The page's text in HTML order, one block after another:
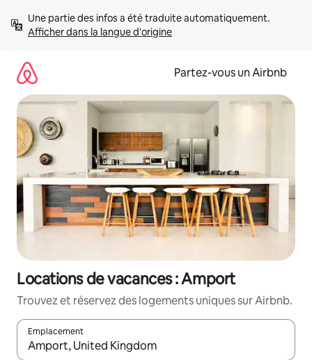
directement
Afficher dans la langue d'origine
Partez-vous un Airbnb
Locations de vacances : Amport
Trouvez et réservez des logements uniques sur Airbnb.
Emplacement
Quand les résultats sont affichés, parcourez-les en utilisant